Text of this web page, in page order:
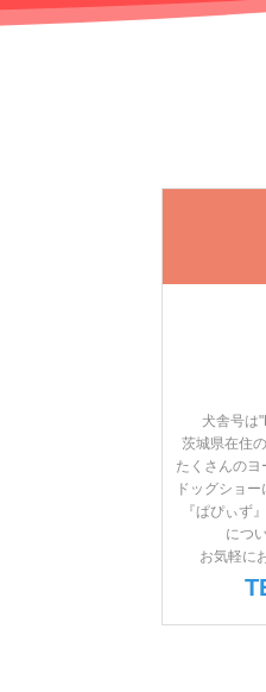
犬舎号は
茨城県在住
たくさんのヨ
ドッグショ
『ぱぴぃず
につ
お気軽に